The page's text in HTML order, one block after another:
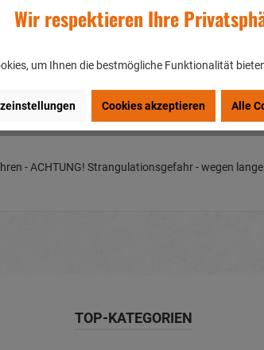
- ACHTUNG! Strangulationsgefahr - wegen
TOP-KATEGORIEN
Wir respektieren Ihre
um Ihnen die bestmögliche Funktionalität
Cookies akzeptieren Alle